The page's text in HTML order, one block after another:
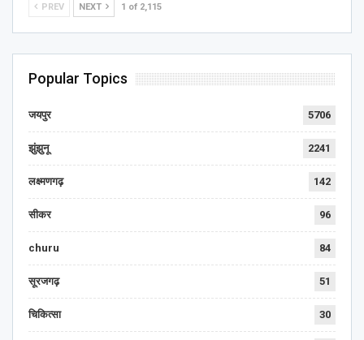
PREV NEXT 1 of 2,115
Popular Topics
जयपुर 5706
झुंझुनू 2241
लक्ष्मणगढ़ 142
सीकर 96
churu 84
सूरजगढ़ 51
चिकित्सा 30